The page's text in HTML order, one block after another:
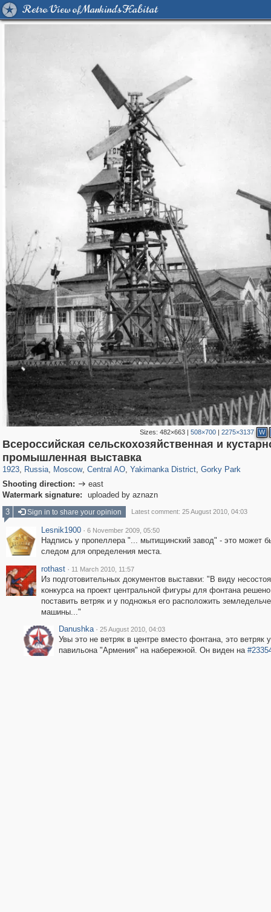
Retro View of Mankind's Habitat
Sizes:482×663 |508×700 |2275×3137 W
Всероссийская сельскохозяйственная и
промышленная выставка
1923, Russia
1,406,716 29,243
, Moscow
319,864 8,286
, Central AO
160,011 5,916
, Yakimanka District
13,378
, Gorky Park
Shooting direction:  east
Watermark signature:
uploaded by aznazn
3
Sign in to share your opinion Latest comment: 25 August 2010, 04:03
Lesnik1900 · 6 November 2009, 05:50
Надпись у пропеллера "... мытищинский завод" - это может
следом для определения места.
rothast · 11 March 2010, 11:57
Из подготовительных документов выставки: "В виду
конкурса на проект центральной фигуры для фонтана
поставить ветряк и у подножья его расположить
машины..."
Danushka · 25 August 2010, 04:03
Увы это не ветряк в центре вместо фонтана, это ветряк у
павильона "Армения" на набережной. Он виден на